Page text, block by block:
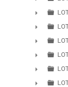
►
►
►
►
►
►